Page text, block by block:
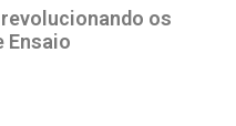
os
Ensaio